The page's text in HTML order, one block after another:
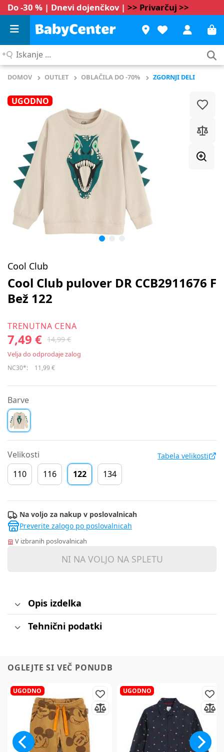
Do -30 % | Dnevi dojenčkov | >> Privarčuj >>
Iskanje
DOMOV OUTLET OBLAČILA DO -70% ZGORNJI DELI
UGODNO
Cool Club
Cool Club pulover DR CCB2911676 F
Bež 122
TRENUTNA CENA
7,49 € 14,99 €
Velja do odprodaje zalog
NC30*: 11,99 €
Barve
Velikosti Tabela velikosti
110 116 122 134
Na voljo za nakup v poslovalnicah
Preverite zalogo po poslovalnicah
V izbranih poslovalnicah
NI NA VOLJO NA SPLETU
Opis izdelka
Tehnični podatki
OGLEJTE SI VEČ PONUDB
UGODNO UGODNO